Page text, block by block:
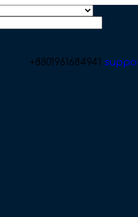
+8801961684941